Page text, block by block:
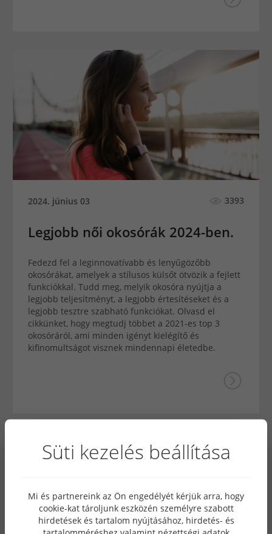
2024. június 03 3393
Legjobb női okosórák 2024-ben.
Fedezd fel a leginnovatívabb és lenyűgözőbb
okosórákat, amelyek a stílusos külsőt ötvözik a fejlett
funkciókkal. Tudd meg, melyik okosóra nyújtja a
legjobb teljesítményt, a legjobb értesítéseket és a
legjobb tesztre szabható funkciókat. Olvasd el
cikkünket, hogy megtudj többet a 2021-es top 3
okosóráról, ami minden igényt kielégítő és
kifinomultságot visznek mindennapi életedbe.
Süti kezelés beállítása
Mi és partnereink az Ön engedélyét kérjük arra, hogy
cookie-kat tároljunk eszközén személyre szabott
hirdetések és tartalom nyújtásához, hirdetés- és